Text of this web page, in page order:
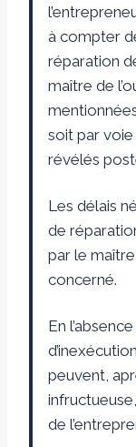
à compter
réparation
maître de
soit par
révélés
Les délais
de
par le
concerné.
En
peuvent,
de